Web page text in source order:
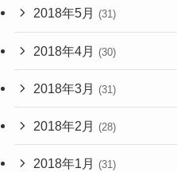
2018年5月 (31)
2018年4月 (30)
2018年3月 (31)
2018年2月 (28)
2018年1月 (31)